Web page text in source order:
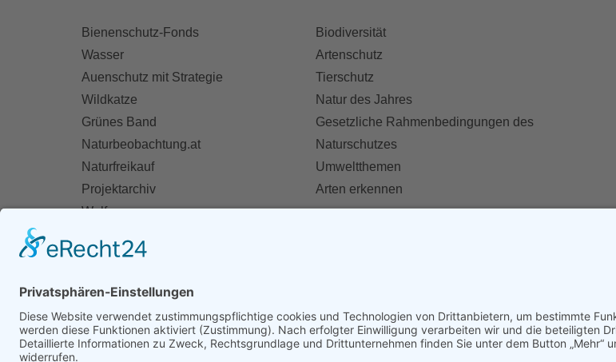
Bienenschutz-Fonds
Wasser
Auenschutz mit Strategie
Wildkatze
Grünes Band
Naturbeobachtung.at
Naturfreikauf
Projektarchiv
Wolf
Biodiversität
Artenschutz
Tierschutz
Natur des Jahres
Gesetzliche Rahmenbedingungen des
Naturschutzes
Umweltthemen
Arten erkennen
Spenden
Mitglied werden